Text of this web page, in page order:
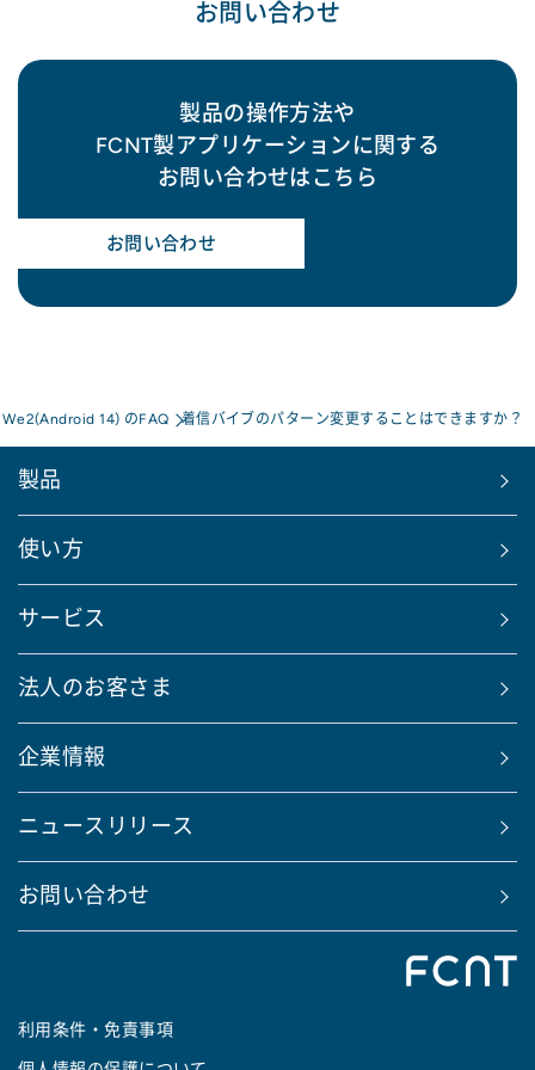
お問い合わせ
製品の操作方法や
FCNT製アプリケーションに関する
お問い合わせはこちら
お問い合わせ
14) のFAQ 着信バイブのパターン変更することはできますか？
製品
使い方
サービス
法人のお客さま
企業情報
ニュースリリース
お問い合わせ
利用条件・免責事項